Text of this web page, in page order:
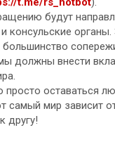
будут
консульские органы.
должны внести
оставаться
самый мир зависит
другу!